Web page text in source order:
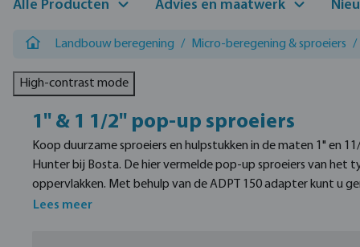
Alle Producten Advies en maatwerk
Landbouw beregening / Micro-beregening & sproeiers /
High-contrast mode
1" & 1 1/2" pop-up sproeiers
Koop duurzame sproeiers en hulpstukken in de maten 1" en
Hunter bij Bosta. De hier vermelde pop-up sproeiers van het
oppervlakken. Met behulp van de ADPT 150 adapter kunt u
producten die u ook in deze sectie kunt kopen zijn sproeiers
Lees meer